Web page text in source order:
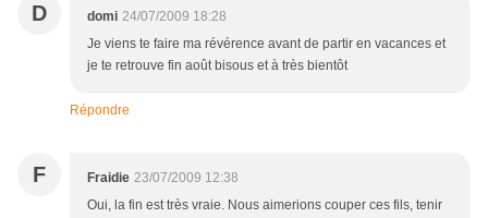
D domi 24/07/2009 18:28
Je viens te faire ma révérence avant de partir en vacances et
je te retrouve fin août bisous et à très bientôt
Répondre
F Fraidie 23/07/2009 12:38
Oui, la fin est très vraie. Nous aimerions couper ces fils, tenir